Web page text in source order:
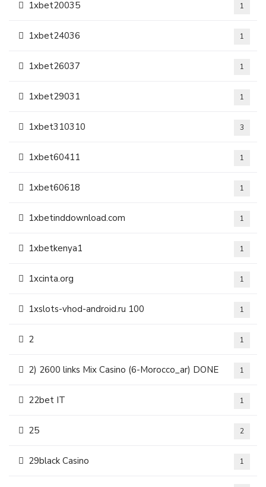
1xbet20035 1
1xbet24036 1
1xbet26037 1
1xbet29031 1
1xbet310310 3
1xbet60411 1
1xbet60618 1
1xbetinddownload.com 1
1xbetkenya1 1
1xcinta.org 1
1xslots-vhod-android.ru 100 1
2 1
2) 2600 links Mix Casino (6-Morocco_ar) DONE 1
22bet IT 1
25 2
29black Casino 1